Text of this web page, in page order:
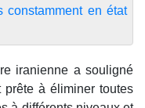
constamment en état
iranienne a souligné
prête à éliminer toutes